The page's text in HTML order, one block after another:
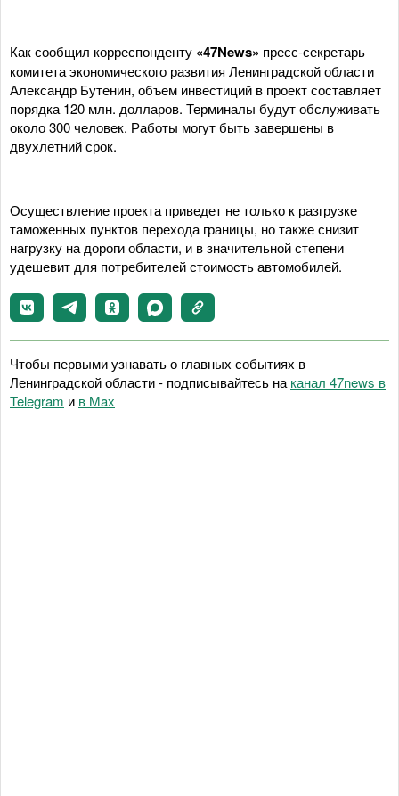
Как сообщил корреспонденту «47News» пресс-секретарь
комитета экономического развития Ленинградской области
Александр Бутенин, объем инвестиций в проект составляет
порядка 120 млн. долларов. Терминалы будут обслуживать
около 300 человек. Работы могут быть завершены в
двухлетний срок.
Осуществление проекта приведет не только к разгрузке
таможенных пунктов перехода границы, но также снизит
нагрузку на дороги области, и в значительной степени
удешевит для потребителей стоимость автомобилей.
Чтобы первыми узнавать о главных событиях в
Ленинградской области - подписывайтесь на канал 47news в
Telegram и в Maх